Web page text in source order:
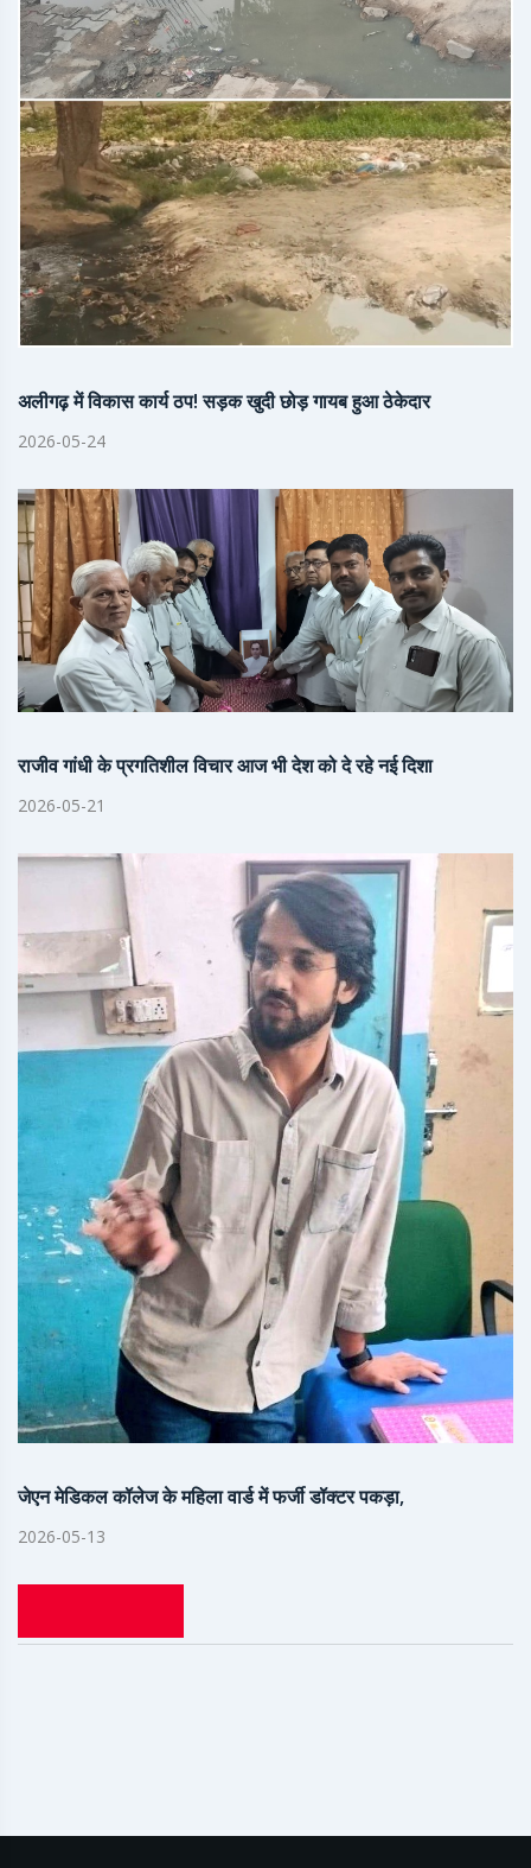
अलीगढ़ में विकास कार्य ठप! सड़क खुदी छोड़ गायब हुआ ठेकेदार
2026-05-24
राजीव गांधी के प्रगतिशील विचार आज भी देश को दे रहे नई दिशा
2026-05-21
जेएन मेडिकल कॉलेज के महिला वार्ड में फर्जी डॉक्टर पकड़ा,
2026-05-13